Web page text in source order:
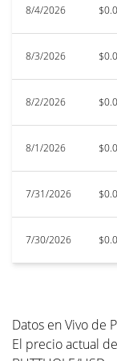
8/4/2026
8/3/2026
8/2/2026
8/1/2026
7/31/2026
7/30/2026
Datos en Vivo de
El precio actual